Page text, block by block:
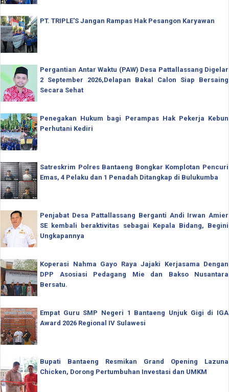
PT. TRIPLE'S Jangan Rampas Hak Pesangon Karyawan
Pergantian Antar Waktu (PAW) Desa Pattallassang Digelar
2 September 2026,Delapan Bakal Calon Siap Bersaing
Secara Sehat
Penegakan Hukum bagi Perampas Hak Pekerja Kebun
Perhutani Kediri
Satreskrim Polres Bantaeng Bongkar Komplotan Pencuri
Emas, 4 Pelaku dan 1 Penadah Ditangkap di Bulukumba
Penjabat Desa Pattallassang Berganti Andi Irwan Amier
SE kembali beraktivitas sebagai Kepala Bidang, Begini
Ungkapannya
Koperasi Nahma Gayo Raya Jajaki Kerjasama Dengan
DPP Asosiasi Pedagang Mie dan Bakso Nusantara
Bersatu.
Empat Guru SMP Negeri 1 Bantaeng Unjuk Gigi di IGA
Award 2026 Regional IV Sulawesi
Bupati Bantaeng Resmikan Grand Opening Lazuna
Chicken, Dorong Pertumbuhan Investasi dan UMKM